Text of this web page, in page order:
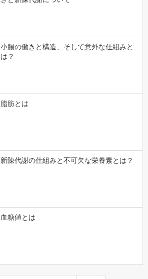
小腸の働きと構造、そして意外な仕組みと
は？
脂肪とは
新陳代謝の仕組みと不可欠な栄養素とは？
血糖値とは